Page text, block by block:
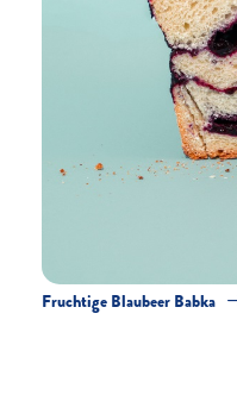
Fruchtige Blaubeer Babka